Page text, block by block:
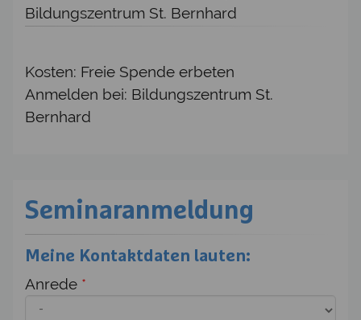
Bildungszentrum St. Bernhard
Kosten: Freie Spende erbeten
Anmelden bei: Bildungszentrum St.
Bernhard
Seminaranmeldung
Meine Kontaktdaten lauten:
Anrede *